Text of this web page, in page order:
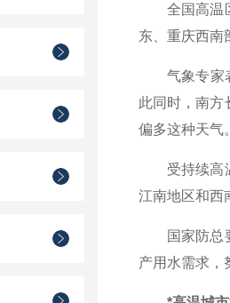
全国高温区
东、重庆西南
气象专家表
此同时，南方
偏多这种天气
受持续高温
江南地区和西
国家防总要
产用水需求，